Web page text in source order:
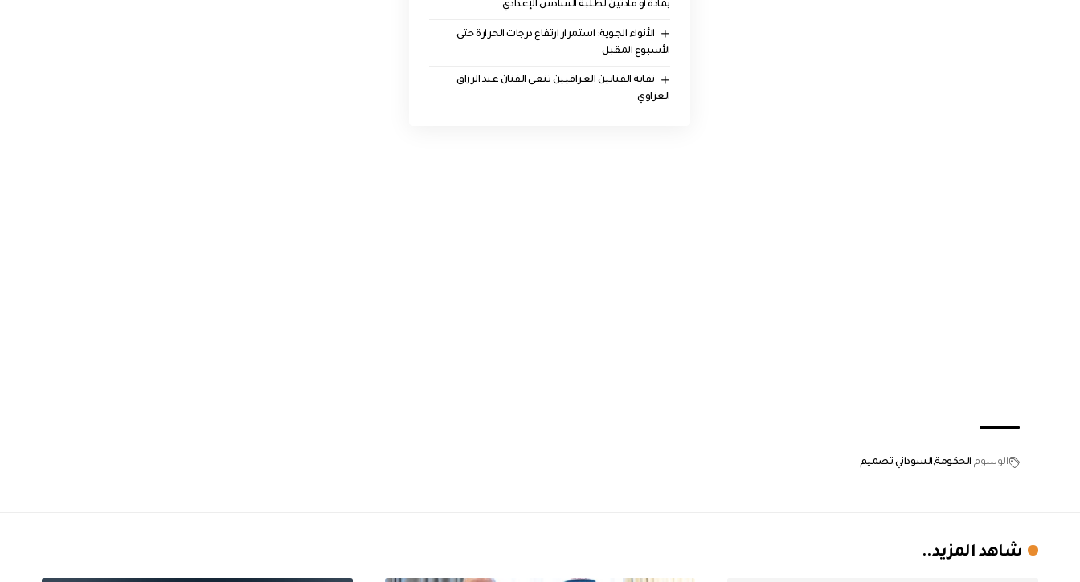
بمادة أو مادتين لطلبة السادس الإعدادي
الأنواء الجوية: استمرار ارتفاع درجات الحرارة حتى
الأسبوع المقبل
نقابة الفنانين العراقيين تنعى الفنان عبد الرزاق
العزاوي
الوسوم الحكومة السوداني تصميم
شاهد المزيد..